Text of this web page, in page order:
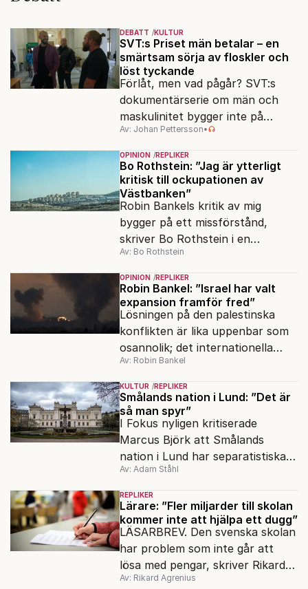
DEBATT KULTUR
SVT:s Priset män betalar – en
smärtsam sörja av floskler och
löst tyckande
Förlåt, men vad pågår? SVT:s
dokumentärserie om män och
maskulinitet bygger inte på
kunskap och forskning. "Män ska
vara män"-idén får dödliga
följder.
Av: Johan Pettersson•
OPINION REPLIKER
Bo Rothstein: ”Jag är ytterligt
kritisk till ockupationen av
Västbanken”
Robin Bankels kritik av mig
bygger på ett missförstånd,
skriver Bo Rothstein i en
slutreplik. Men det finns en
punkt där de är oeniga.
Av: Bo Rothstein
OPINION REPLIKER
Robin Bankel: ”Israel har valt
expansion framför fred”
Lösningen på den palestinska
konflikten är lika uppenbar som
osannolik; det internationella
samfundet måste agera kraftfullt
och beslutsamt för att
upprätthålla folkrätten, skriver
Robin Bankel i en replik till Bo
Rothstein.
Av: Robin Bankel
KULTUR REPLIKER
Smålands nation i Lund: ”Det är
så man spyr”
I Fokus nyligen kritiserade
Marcus Björk att Smålands
nation i Lund har separatistiska
möten. Men det har ju den arga
högern också.
Av: Adam Ståhl
REPLIKER
Lärare: ”Fler miljarder till skolan
kommer inte att hjälpa ett dugg”
LÄSARBREV. Den svenska skolan
har problem som inte går att
lösa med pengar, skriver Rikard
Agrenius, pensionerad lärare.
Av: Rikard Agrenius